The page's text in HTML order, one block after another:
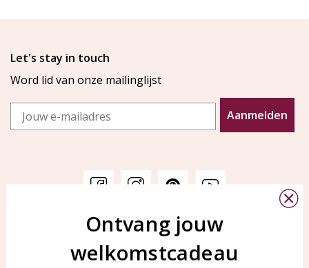
Let's stay in touch
Word lid van onze mailinglijst
Email
Aanmelden
Veelgestelde vragen
KAYA Sieraden
Bellen of WhatsApp Ma-Vr
tussen 09:00-17:00
Ontvang jouw
welkomstcadeau